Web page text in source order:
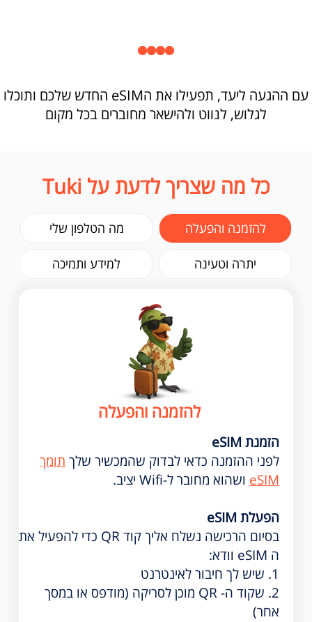
עם ההגעה ליעד, תפעילו את הeSIM החדש שלכם ותוכלו
לגלוש, לנווט ולהישאר מחוברים בכל מקום
כל מה שצריך לדעת על Tuki
להזמנה והפעלה מה הטלפון שלי
יתרה וטעינה למידע ותמיכה
להזמנה והפעלה
הזמנת eSIM
לפני ההזמנה כדאי לבדוק שהמכשיר שלך תומך
eSIM ושהוא מחובר ל-Wifi יציב.
הפעלת eSIM
בסיום הרכישה נשלח אליך קוד QR כדי להפעיל את
ה eSIM וודא:
1. שיש לך חיבור לאינטרנט
2. שקוד ה- QR מוכן לסריקה (מודפס או במסך
אחר)